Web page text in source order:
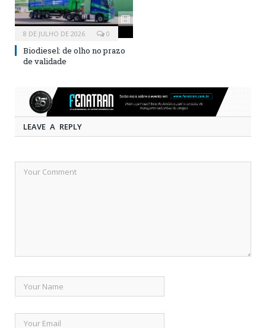
8 DE JULHO DE 2026 0
Biodiesel: de olho no prazo
de validade
LEAVE A REPLY